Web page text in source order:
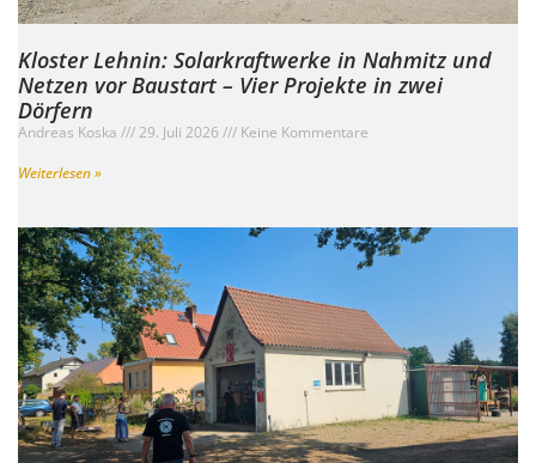
Kloster Lehnin: Solarkraftwerke in Nahmitz und
Netzen vor Baustart – Vier Projekte in zwei
Dörfern
Andreas Koska 29. Juli 2026
Keine Kommentare
Weiterlesen »